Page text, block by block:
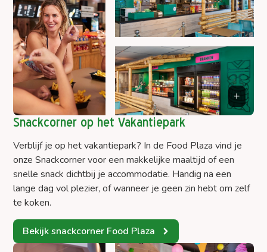
Snackcorner op het Vakantiepark
Verblijf je op het vakantiepark? In de Food Plaza vind je
onze Snackcorner voor een makkelijke maaltijd of een
snelle snack dichtbij je accommodatie. Handig na een
lange dag vol plezier, of wanneer je geen zin hebt om zelf
te koken.
Bekijk snackcorner Food Plaza